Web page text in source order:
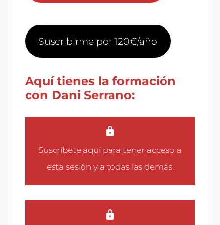
Suscribirme por 120€/año
Aquí tienes la formación
con Dani Serrano:
Suscríbete aquípara tener acceso a
esta sesión y a todas las demás.